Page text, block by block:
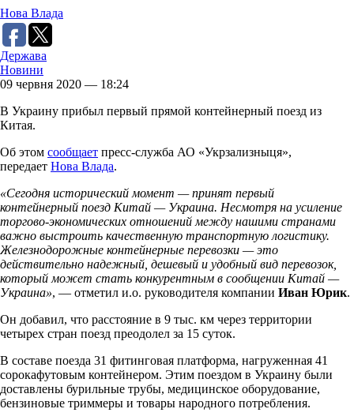
Нова Влада
Держава
Новини
09 червня 2020 — 18:24
В Украину прибыл первый прямой контейнерный поезд из
Китая.
Об этом сообщает пресс-служба АО «Укрзализныця»,
передает Нова Влада.
«Сегодня исторический момент — принят первый
контейнерный поезд Китай — Украина. Несмотря на усиление
торгово-экономических отношений между нашими странами
важно выстроить качественную транспортную логистику.
Железнодорожные контейнерные перевозки — это
действительно надежный, дешевый и удобный вид перевозок,
который может стать конкурентным в сообщении Китай —
Украина», — отметил и.о. руководителя компании Иван Юрик.
Он добавил, что расстояние в 9 тыс. км через территории
четырех стран поезд преодолел за 15 суток.
В составе поезда 31 фитинговая платформа, нагруженная 41
сорокафутовым контейнером. Этим поездом в Украину были
доставлены бурильные трубы, медицинское оборудование,
бензиновые триммеры и товары народного потребления.